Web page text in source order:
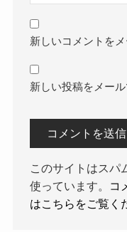
新しいコメントを
新しい投稿をメー
このサイトはスパ
使っています。
コ
はこちらをご覧く